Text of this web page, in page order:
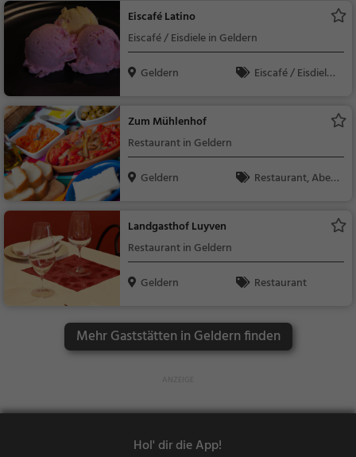
Eiscafé Latino
Eiscafé / Eisdiele in Geldern
Geldern
Eiscafé / Eisdiele,
Zum Mühlenhof
Restaurant in Geldern
Geldern
Restaurant, Aben
Burger, Mediterran, E
uropäisch, Meeresfrü
Landgasthof Luyven
Restaurant in Geldern
Geldern
Restaurant
Mehr Gaststätten in Geldern finden
Hol' dir die App!